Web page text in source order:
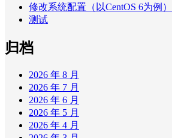
修改系统配置（以CentOS 6为例）
测试
归档
2026 年 8 月
2026 年 7 月
2026 年 6 月
2026 年 5 月
2026 年 4 月